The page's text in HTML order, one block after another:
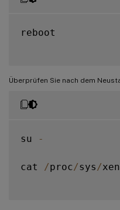
reboot
Überprüfen Sie nach dem
su -
cat /proc/sys /xen